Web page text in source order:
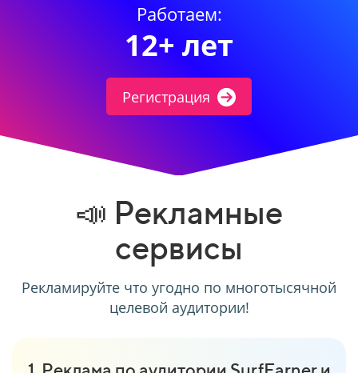
Работаем:
12+ лет
Регистрация
📣 Рекламные
сервисы
Рекламируйте что угодно по многотысячной
целевой аудитории!